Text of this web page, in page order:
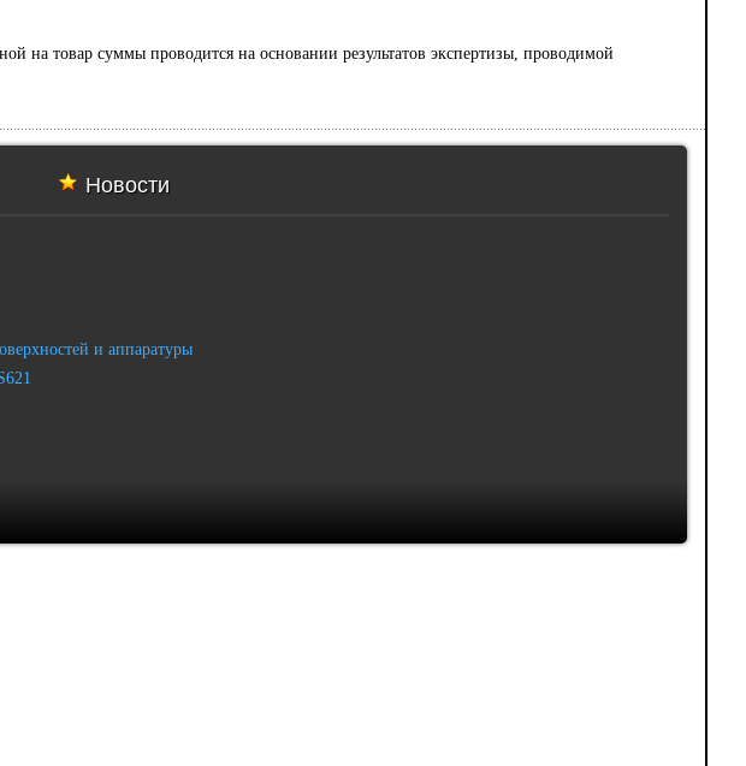
на товар суммы проводится на основании результатов экспертизы, проводимой
Новости
и аппаратуры